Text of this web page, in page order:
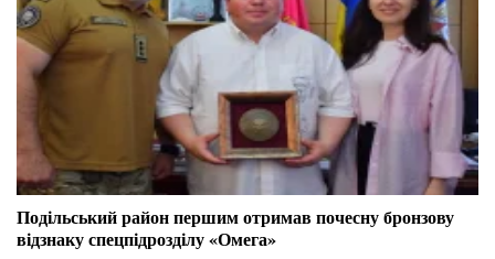
Подільський район першим отримав почесну бронзову
відзнаку спецпідрозділу «Омега»